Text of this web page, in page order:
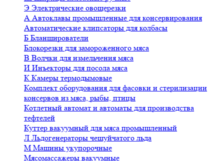
Э Электрические овощерезки
А Автоклавы промышленные для консервирования
Автоматические клипсаторы для колбасы
Б Бланширователи
Блокорезки для замороженного мяса
В Волчки для измельчения мяса
И Инъекторы для посола мяса
К Камеры термодымовые
Комплект оборудования для фасовки и стерилизации
консервов из мяса, рыбы, птицы
Котлетный автомат и автоматы для производства
тефтелей
Куттер вакуумный для мяса промышленный
Л Льдогенераторы чешуйчатого льда
М Машины укупорочные
Мясомассажеры вакуумные